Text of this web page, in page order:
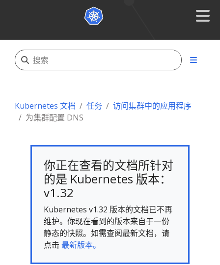
Kubernetes 文档 任务
访问集群中的应用程序
为集群配置 DNS
你正在查看的文档所针对
的是 Kubernetes 版本：
v1.32
Kubernetes v1.32 版本的文档已不再
维护。你现在看到的版本来自于一份
静态的快照。如需查阅最新文档，请
点击 最新版本。